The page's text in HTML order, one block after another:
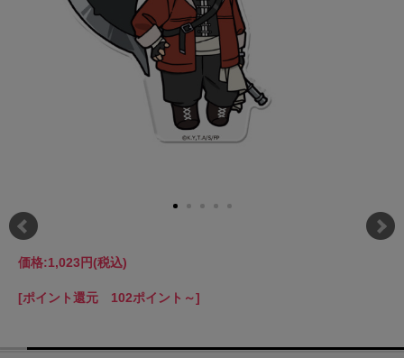
価格:1,023円(税込)
[ポイント還元 102ポイント～]